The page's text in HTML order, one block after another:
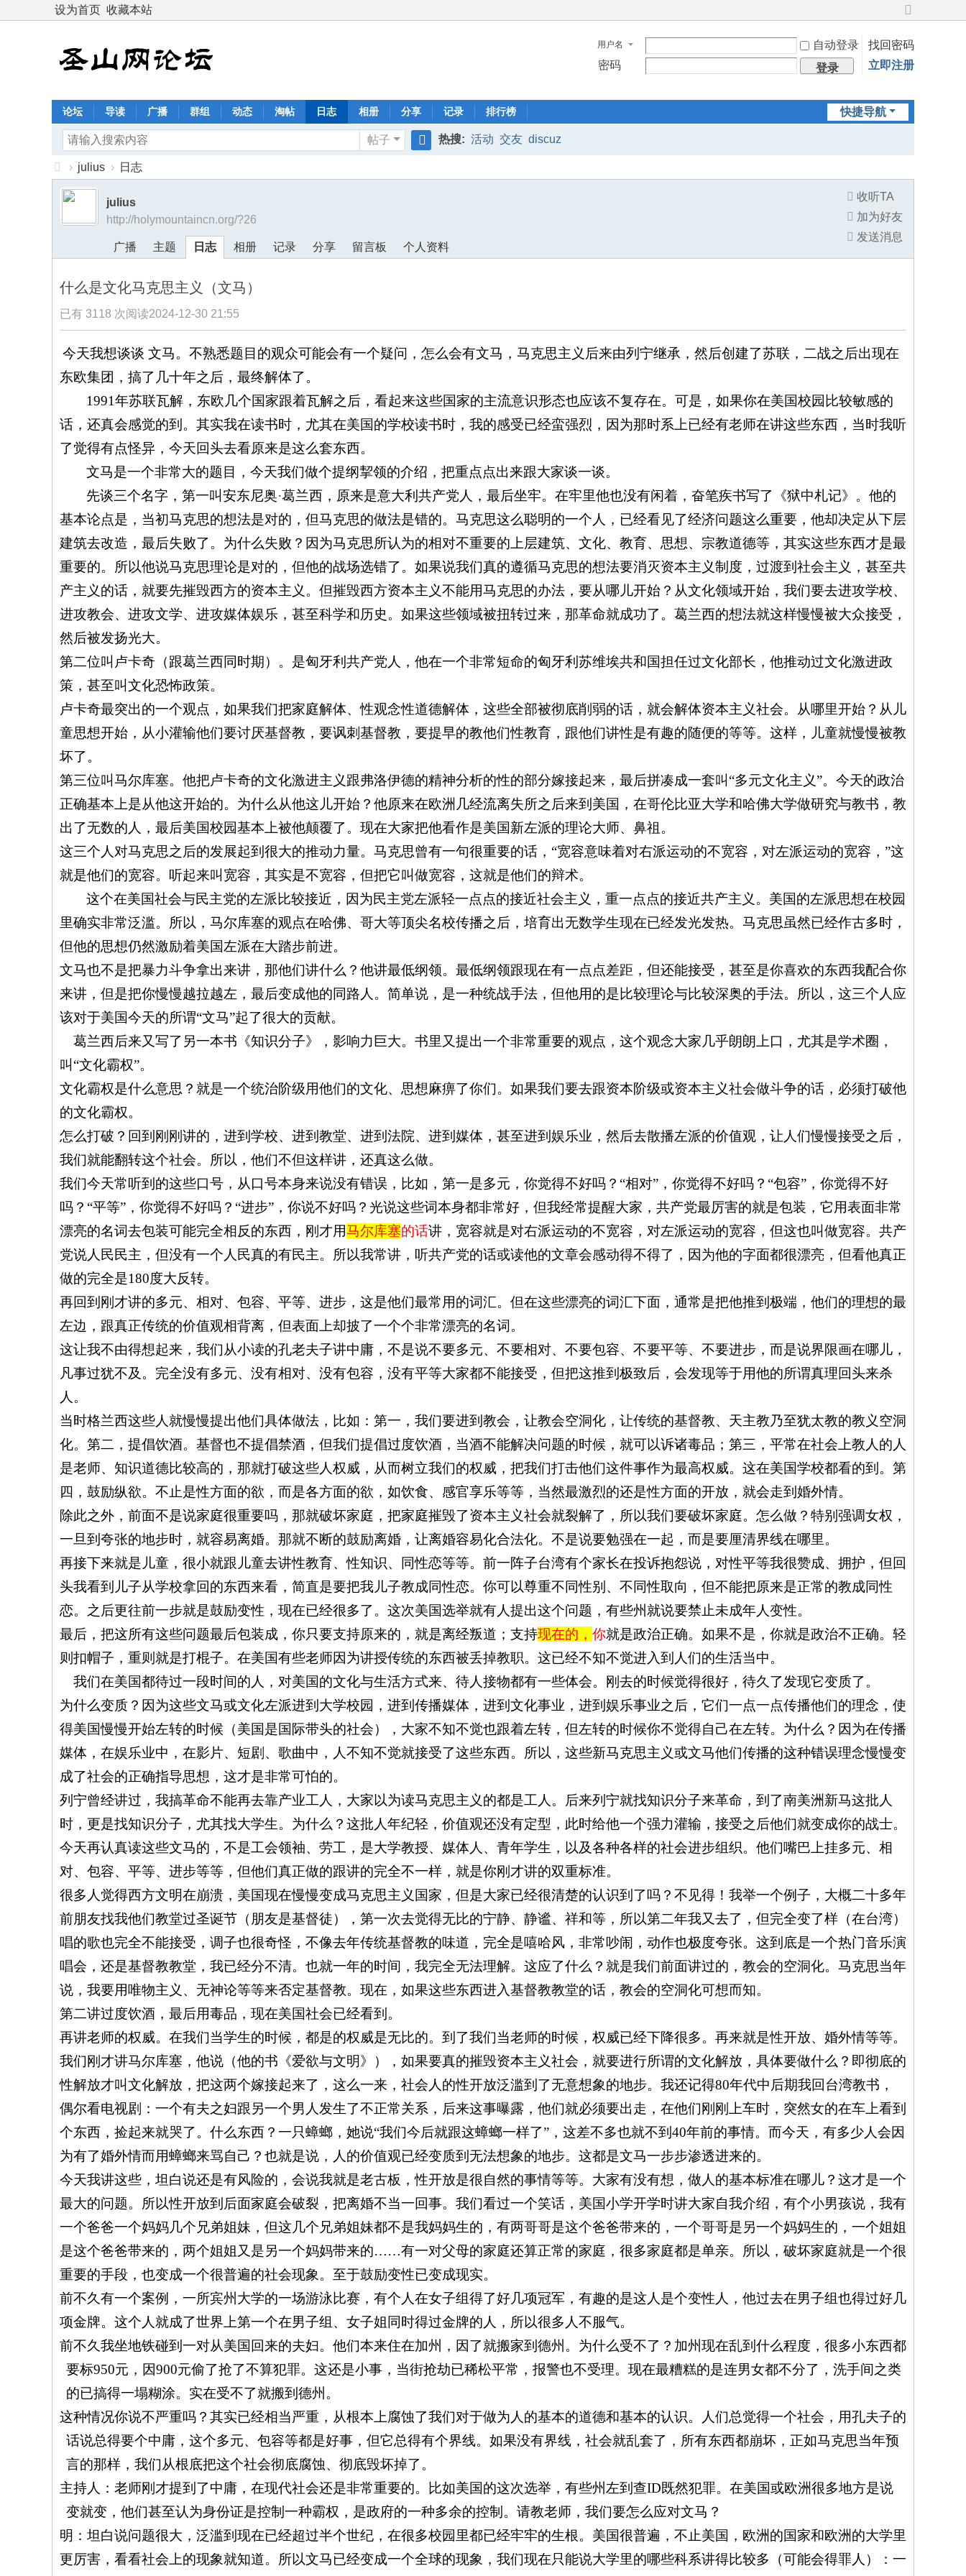
设为首页 收藏本站
切
换
到
宽
版
用户名 自动登录
找回密码
密码
登录 立即注册
快捷导航
论坛 导读 广播 群组 动态 淘帖 日志 相册 分享 记录 排行榜
帖子
索
热搜: 活动 交友 discuz
圣
网
：
恩
典
中
国
异
› julius › 日志
收听TA
加为好友
发送消息
julius
http://holymountaincn.org/?26
广播 主题 日志 相册 记录 分享 留言板 个人资料
什么是文化马克思主义（文马）
已有 3118 次阅读2024-12-30 21:55
今天我想谈谈 文马。不熟悉题目的观众可能会有一个疑问，怎么会有文马，马克思主义后来由列宁继承，然后创建了苏联，二战之后出现在
东欧集团，搞了几十年之后，最终解体了。
1991年苏联瓦解，东欧几个国家跟着瓦解之后，看起来这些国家的主流意识形态也应该不复存在。可是，如果你在美国校园比较敏感的
话，还真会感觉的到。其实我在读书时，尤其在美国的学校读书时，我的感受已经蛮强烈，因为那时系上已经有老师在讲这些东西，当时我听
了觉得有点怪异，今天回头去看原来是这么套东西。
文马是一个非常大的题目，今天我们做个提纲挈领的介绍，把重点点出来跟大家谈一谈。
先谈三个名字，第一叫安东尼奥·葛兰西，原来是意大利共产党人，最后坐牢。在牢里他也没有闲着，奋笔疾书写了《狱中札记》。他的
基本论点是，当初马克思的想法是对的，但马克思的做法是错的。马克思这么聪明的一个人，已经看见了经济问题这么重要，他却决定从下层
建筑去改造，最后失败了。为什么失败？因为马克思所认为的相对不重要的上层建筑、文化、教育、思想、宗教道德等，其实这些东西才是最
重要的。所以他说马克思理论是对的，但他的战场选错了。如果说我们真的遵循马克思的想法要消灭资本主义制度，过渡到社会主义，甚至共
产主义的话，就要先摧毁西方的资本主义。但摧毁西方资本主义不能用马克思的办法，要从哪儿开始？从文化领域开始，我们要去进攻学校、
进攻教会、进攻文学、进攻媒体娱乐，甚至科学和历史。如果这些领域被扭转过来，那革命就成功了。葛兰西的想法就这样慢慢被大众接受，
然后被发扬光大。
第二位叫卢卡奇（跟葛兰西同时期）。是匈牙利共产党人，他在一个非常短命的匈牙利苏维埃共和国担任过文化部长，他推动过文化激进政
策，甚至叫文化恐怖政策。
卢卡奇最突出的一个观点，如果我们把家庭解体、性观念性道德解体，这些全部被彻底削弱的话，就会解体资本主义社会。从哪里开始？从儿
童思想开始，从小灌输他们要讨厌基督教，要讽刺基督教，要提早的教他们性教育，跟他们讲性是有趣的随便的等等。这样，儿童就慢慢被教
坏了。
第三位叫马尔库塞。他把卢卡奇的文化激进主义跟弗洛伊德的精神分析的性的部分嫁接起来，最后拼凑成一套叫“多元文化主义”。今天的政治
正确基本上是从他这开始的。为什么从他这儿开始？他原来在欧洲几经流离失所之后来到美国，在哥伦比亚大学和哈佛大学做研究与教书，教
出了无数的人，最后美国校园基本上被他颠覆了。现在大家把他看作是美国新左派的理论大师、鼻祖。
这三个人对马克思之后的发展起到很大的推动力量。马克思曾有一句很重要的话，“宽容意味着对右派运动的不宽容，对左派运动的宽容，”这
就是他们的宽容。听起来叫宽容，其实是不宽容，但把它叫做宽容，这就是他们的辩术。
这个在美国社会与民主党的左派比较接近，因为民主党左派轻一点点的接近社会主义，重一点点的接近共产主义。美国的左派思想在校园
里确实非常泛滥。所以，马尔库塞的观点在哈佛、哥大等顶尖名校传播之后，培育出无数学生现在已经发光发热。马克思虽然已经作古多时，
但他的思想仍然激励着美国左派在大踏步前进。
文马也不是把暴力斗争拿出来讲，那他们讲什么？他讲最低纲领。最低纲领跟现在有一点点差距，但还能接受，甚至是你喜欢的东西我配合你
来讲，但是把你慢慢越拉越左，最后变成他的同路人。简单说，是一种统战手法，但他用的是比较理论与比较深奥的手法。所以，这三个人应
该对于美国今天的所谓“文马”起了很大的贡献。
葛兰西后来又写了另一本书《知识分子》，影响力巨大。书里又提出一个非常重要的观点，这个观念大家几乎朗朗上口，尤其是学术圈，
叫“文化霸权”。
文化霸权是什么意思？就是一个统治阶级用他们的文化、思想麻痹了你们。如果我们要去跟资本阶级或资本主义社会做斗争的话，必须打破他
的文化霸权。
怎么打破？回到刚刚讲的，进到学校、进到教堂、进到法院、进到媒体，甚至进到娱乐业，然后去散播左派的价值观，让人们慢慢接受之后，
我们就能翻转这个社会。所以，他们不但这样讲，还真这么做。
我们今天常听到的这些口号，从口号本身来说没有错误，比如，第一是多元，你觉得不好吗？“相对”，你觉得不好吗？“包容”，你觉得不好
吗？“平等”，你觉得不好吗？“进步”，你说不好吗？光说这些词本身都非常好，但我经常提醒大家，共产党最厉害的就是包装，它用表面非常
漂亮的名词去包装可能完全相反的东西，刚才用马尔库塞的话讲，宽容就是对右派运动的不宽容，对左派运动的宽容，但这也叫做宽容。共产
党说人民民主，但没有一个人民真的有民主。所以我常讲，听共产党的话或读他的文章会感动得不得了，因为他的字面都很漂亮，但看他真正
做的完全是180度大反转。
再回到刚才讲的多元、相对、包容、平等、进步，这是他们最常用的词汇。但在这些漂亮的词汇下面，通常是把他推到极端，他们的理想的最
左边，跟真正传统的价值观相背离，但表面上却披了一个个非常漂亮的名词。
这让我不由得想起来，我们从小读的孔老夫子讲中庸，不是说不要多元、不要相对、不要包容、不要平等、不要进步，而是说界限画在哪儿，
凡事过犹不及。完全没有多元、没有相对、没有包容，没有平等大家都不能接受，但把这推到极致后，会发现等于用他的所谓真理回头来杀
人。
当时格兰西这些人就慢慢提出他们具体做法，比如：第一，我们要进到教会，让教会空洞化，让传统的基督教、天主教乃至犹太教的教义空洞
化。第二，提倡饮酒。基督也不提倡禁酒，但我们提倡过度饮酒，当酒不能解决问题的时候，就可以诉诸毒品；第三，平常在社会上教人的人
是老师、知识道德比较高的，那就打破这些人权威，从而树立我们的权威，把我们打击他们这件事作为最高权威。这在美国学校都看的到。第
四，鼓励纵欲。不止是性方面的欲，而是各方面的欲，如饮食、感官享乐等等，当然最激烈的还是性方面的开放，就会走到婚外情。
除此之外，前面不是说家庭很重要吗，那就破坏家庭，把家庭摧毁了资本主义社会就裂解了，所以我们要破坏家庭。怎么做？特别强调女权，
一旦到夸张的地步时，就容易离婚。那就不断的鼓励离婚，让离婚容易化合法化。不是说要勉强在一起，而是要厘清界线在哪里。
再接下来就是儿童，很小就跟儿童去讲性教育、性知识、同性恋等等。前一阵子台湾有个家长在投诉抱怨说，对性平等我很赞成、拥护，但回
头我看到儿子从学校拿回的东西来看，简直是要把我儿子教成同性恋。你可以尊重不同性别、不同性取向，但不能把原来是正常的教成同性
恋。之后更往前一步就是鼓励变性，现在已经很多了。这次美国选举就有人提出这个问题，有些州就说要禁止未成年人变性。
最后，把这所有这些问题最后包装成，你只要支持原来的，就是离经叛道；支持现在的， 你就是政治正确。如果不是，你就是政治不正确。轻
则扣帽子，重则就是打棍子。在美国有些老师因为讲授传统的东西被丢掉教职。这已经不知不觉进入到人们的生活当中。
我们在美国都待过一段时间的人，对美国的文化与生活方式来、待人接物都有一些体会。刚去的时候觉得很好，待久了发现它变质了。
为什么变质？因为这些文马或文化左派进到大学校园，进到传播媒体，进到文化事业，进到娱乐事业之后，它们一点一点传播他们的理念，使
得美国慢慢开始左转的时候（美国是国际带头的社会），大家不知不觉也跟着左转，但左转的时候你不觉得自己在左转。为什么？因为在传播
媒体，在娱乐业中，在影片、短剧、歌曲中，人不知不觉就接受了这些东西。所以，这些新马克思主义或文马他们传播的这种错误理念慢慢变
成了社会的正确指导思想，这才是非常可怕的。
列宁曾经讲过，我搞革命不能再去靠产业工人，大家以为读马克思主义的都是工人。后来列宁就找知识分子来革命，到了南美洲新马这批人
时，更是找知识分子，尤其找大学生。为什么？这批人年纪轻，价值观还没有定型，此时给他一个强力灌输，接受之后他们就变成你的战士。
今天再认真读这些文马的，不是工会领袖、劳工，是大学教授、媒体人、青年学生，以及各种各样的社会进步组织。他们嘴巴上挂多元、相
对、包容、平等、进步等等，但他们真正做的跟讲的完全不一样，就是你刚才讲的双重标准。
很多人觉得西方文明在崩溃，美国现在慢慢变成马克思主义国家，但是大家已经很清楚的认识到了吗？不见得！我举一个例子，大概二十多年
前朋友找我他们教堂过圣诞节（朋友是基督徒），第一次去觉得无比的宁静、静谧、祥和等，所以第二年我又去了，但完全变了样（在台湾）
唱的歌也完全不能接受，调子也很奇怪，不像去年传统基督教的味道，完全是嘻哈风，非常吵闹，动作也极度夸张。这到底是一个热门音乐演
唱会，还是基督教教堂，我已经分不清。也就一年的时间，我完全无法理解。这应了什么？就是我们前面讲过的，教会的空洞化。马克思当年
说，我要用唯物主义、无神论等等来否定基督教。现在，如果这些东西进入基督教教堂的话，教会的空洞化可想而知。
第二讲过度饮酒，最后用毒品，现在美国社会已经看到。
再讲老师的权威。在我们当学生的时候，都是的权威是无比的。到了我们当老师的时候，权威已经下降很多。再来就是性开放、婚外情等等。
我们刚才讲马尔库塞，他说（他的书《爱欲与文明》），如果要真的摧毁资本主义社会，就要进行所谓的文化解放，具体要做什么？即彻底的
性解放才叫文化解放，把这两个嫁接起来了，这么一来，社会人的性开放泛滥到了无意想象的地步。我还记得80年代中后期我回台湾教书，
偶尔看电视剧：一个有夫之妇跟另一个男人发生了不正常关系，后来这事曝露，他们就必须要出走，在他们刚刚上车时，突然女的在车上看到
个东西，捡起来就哭了。什么东西？一只蟑螂，她说“我们今后就跟这蟑螂一样了”，这差不多也就不到 40年前的事情。而今天，有多少人会因
为有了婚外情而用蟑螂来骂自己？也就是说，人的价值观已经变质到无法想象的地步。这都是文马一步步渗透进来的。
今天我讲这些，坦白说还是有风险的，会说我就是老古板，性开放是很自然的事情等等。大家有没有想，做人的基本标准在哪儿？这才是一个
最大的问题。所以性开放到后面家庭会破裂，把离婚不当一回事。我们看过一个笑话，美国小学开学时讲大家自我介绍，有个小男孩说，我有
一个爸爸一个妈妈几个兄弟姐妹，但这几个兄弟姐妹都不是我妈妈生的，有两哥哥是这个爸爸带来的，一个哥哥是另一个妈妈生的，一个姐姐
是这个爸爸带来的，两个姐姐又是另一个妈妈带来的……有一对父母的家庭还算正常的家庭，很多家庭都是单亲。所以，破坏家庭就是一个很
重要的手段，也变成一个很普遍的社会现象。至于鼓励变性已变成现实。
前不久有一个案例，一所宾州大学的一场游泳比赛，有个人在女子组得了好几项冠军，有趣的是这人是个变性人，他过去在男子组也得过好几
项金牌。这个人就成了世界上第一个在男子组、女子姐同时得过金牌的人，所以很多人不服气。
前不久我坐地铁碰到一对从美国回来的夫妇。他们本来住在加州，因了就搬家到德州。为什么受不了？加州现在乱到什么程度，很多小东西都
要标950元，因900元偷了抢了不算犯罪。这还是小事，当街抢劫已稀松平常，报警也不受理。现在最糟糕的是连男女都不分了，洗手间之类
的已搞得一塌糊涂。实在受不了就搬到德州。
这种情况你说不严重吗？其实已经相当严重，从根本上腐蚀了我们对于做为人的基本的道德和基本的认识。人们总觉得一个社会，用孔夫子的
话说总得要个中庸，这个多元、包容等都是好事，但它总得有个界线。如果没有界线，社会就乱套了，所有东西都崩坏，正如马克思当年预
言的那样，我们从根底把这个社会彻底腐蚀、彻底毁坏掉了。
主持人：老师刚才提到了中庸，在现代社会还是非常重要的。比如美国的这次选举，有些州左到查ID既然犯罪。在美国或欧洲很多地方是说
变就变，他们甚至认为身份证是控制一种霸权，是政府的一种多余的控制。请教老师，我们要怎么应对文马？
明：坦白说问题很大，泛滥到现在已经超过半个世纪，在很多校园里都已经牢牢的生根。美国很普遍，不止美国，欧洲的国家和欧洲的大学里
更厉害，看看社会上的现象就知道。所以文马已经变成一个全球的现象，我们现在只能说大学里的哪些科系讲得比较多（可能会得罪人）：一